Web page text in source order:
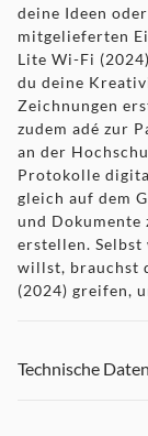
deine Ideen
mitgelieferten
Lite Wi-Fi
du deine
Zeichnungen
zudem adé zur
an der
Protokolle
gleich auf dem
und Dokumente
erstellen. Selbst
willst, brauchst
(2024) greifen,
Lieblings-Apps
Technische Daten